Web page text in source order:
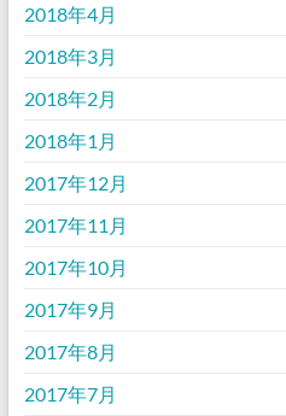
2018年4月
2018年3月
2018年2月
2018年1月
2017年12月
2017年11月
2017年10月
2017年9月
2017年8月
2017年7月